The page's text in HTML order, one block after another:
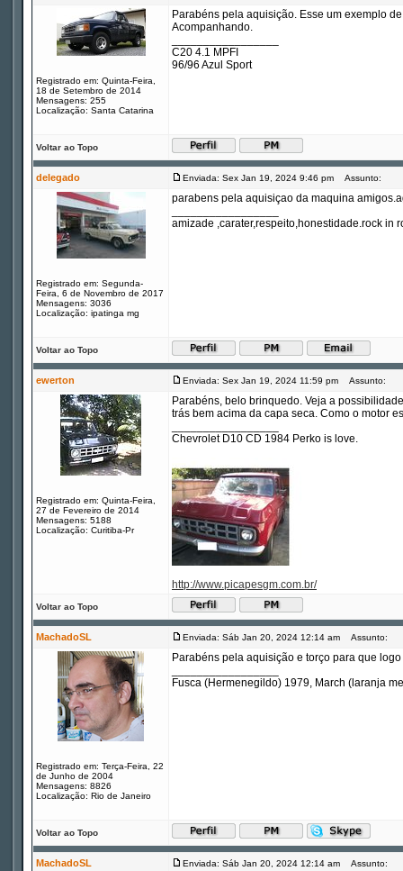
Registrado em: Quinta-Feira,
18 de Setembro de 2014
Mensagens: 255
Localização: Santa Catarina
Parabéns pela aquisição. Esse um exemplo
Acompanhando.
C20 4.1 MPFI
96/96 Azul Sport
Voltar ao Topo
delegado Enviada: Sex Jan 19, 2024 9:46 pm Assunto:
Registrado em: Segunda-
Feira, 6 de Novembro de 2017
Mensagens: 3036
Localização: ipatinga mg
parabens pela aquisiçao da maquina
amizade ,carater,respeito,honestidade.rock in
Voltar ao Topo
ewerton Enviada: Sex Jan 19, 2024 11:59 pm Assunto:
Registrado em: Quinta-Feira,
27 de Fevereiro de 2014
Mensagens: 5188
Localização: Curitiba-Pr
Parabéns, belo brinquedo. Veja a
trás bem acima da capa seca. Como o motor
Chevrolet D10 CD 1984 Perko is love.
http://www.picapesgm.com.br/
Voltar ao Topo
MachadoSL Enviada: Sáb Jan 20, 2024 12:14 am Assunto:
Registrado em: Terça-Feira, 22
de Junho de 2004
Mensagens: 8826
Localização: Rio de Janeiro
Parabéns pela aquisição e torço para que
Fusca (Hermenegildo) 1979, March (laranja
Voltar ao Topo
MachadoSL Enviada: Sáb Jan 20, 2024 12:14 am Assunto: